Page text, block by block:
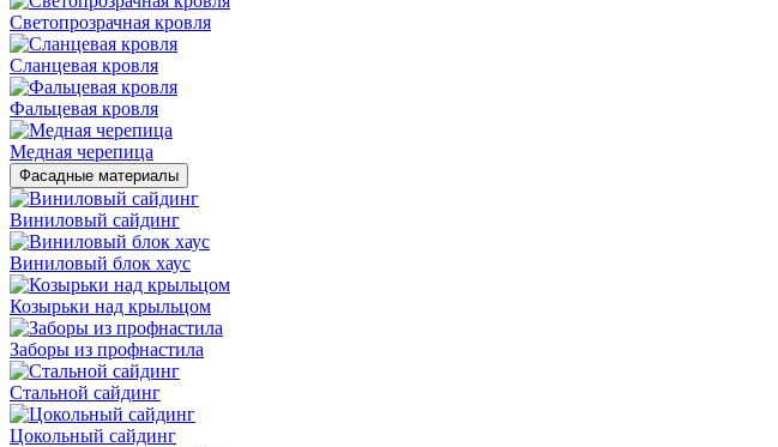
Светопрозрачная кровля
Сланцевая кровля
Фальцевая кровля
Медная черепица
Фасадные материалы
Виниловый сайдинг
Виниловый блок хаус
Козырьки над крыльцом
Заборы из профнастила
Стальной сайдинг
Цокольный сайдинг